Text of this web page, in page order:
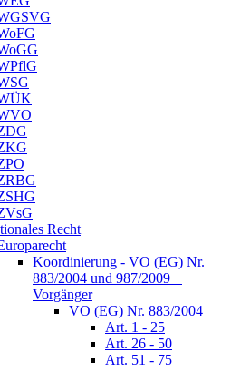
Recht
Koordinierung - VO (EG) Nr.
883/2004 und 987/2009 +
Vorgänger
VO (EG) Nr. 883/2004
Art. 1 - 25
Art. 26 - 50
Art. 51 - 75